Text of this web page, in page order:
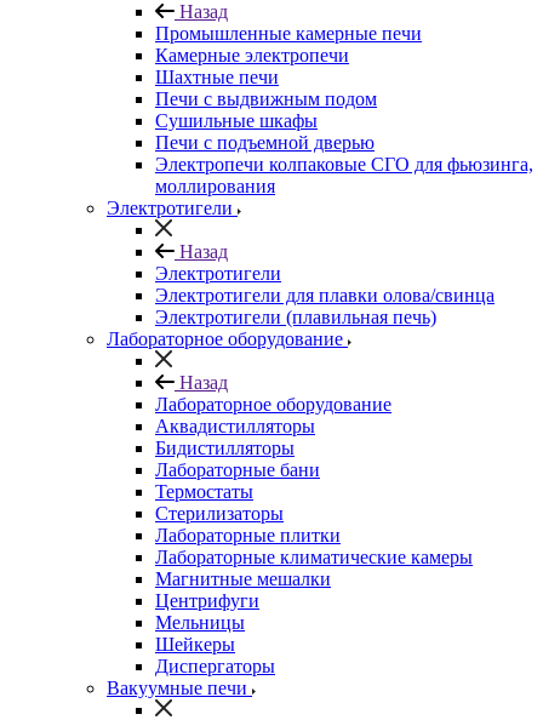
Назад
Промышленные камерные печи
Камерные электропечи
Шахтные печи
Печи с выдвижным подом
Сушильные шкафы
Печи с подъемной дверью
Электропечи колпаковые СГО для фьюзинга,
моллирования
Электротигели
Назад
Электротигели
Электротигели для плавки олова/свинца
Электротигели (плавильная печь)
Лабораторное оборудование
Назад
Лабораторное оборудование
Аквадистилляторы
Бидистилляторы
Лабораторные бани
Термостаты
Стерилизаторы
Лабораторные плитки
Лабораторные климатические камеры
Магнитные мешалки
Центрифуги
Мельницы
Шейкеры
Диспергаторы
Вакуумные печи